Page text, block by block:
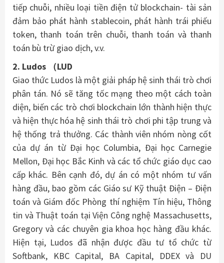
tiếp chuỗi, nhiều loại tiền điện tử blockchain- tài sản
đảm bảo phát hành stablecoin, phát hành trái phiếu
token, thanh toán trên chuỗi, thanh toán và thanh
toán bù trừ giao dịch, v.v.
2. Ludos （LUD
Giao thức Ludos là một giải pháp hệ sinh thái trò chơi
phân tán. Nó sẽ tăng tốc mạng theo một cách toàn
diện, biến các trò chơi blockchain lớn thành hiện thực
và hiện thực hóa hệ sinh thái trò chơi phi tập trung và
hệ thống trả thưởng. Các thành viên nhóm nòng cốt
của dự án từ Đại học Columbia, Đại học Carnegie
Mellon, Đại học Bắc Kinh và các tổ chức giáo dục cao
cấp khác. Bên cạnh đó, dự án có một nhóm tư vấn
hàng đầu, bao gồm các Giáo sư Kỹ thuật Điện – Điện
toán và Giám đốc Phòng thí nghiệm Tín hiệu, Thông
tin và Thuật toán tại Viện Công nghệ Massachusetts,
Gregory và các chuyên gia khoa học hàng đầu khác.
Hiện tại, Ludos đã nhận được đầu tư tổ chức từ
Softbank, KBC Capital, BA Capital, DDEX và DU